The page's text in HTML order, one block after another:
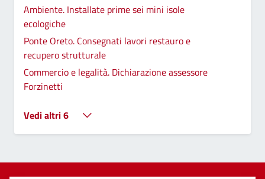
Ambiente. Installate prime sei mini isole
ecologiche
Ponte Oreto. Consegnati lavori restauro e
recupero strutturale
Commercio e legalità. Dichiarazione assessore
Forzinetti
Vedi altri 6